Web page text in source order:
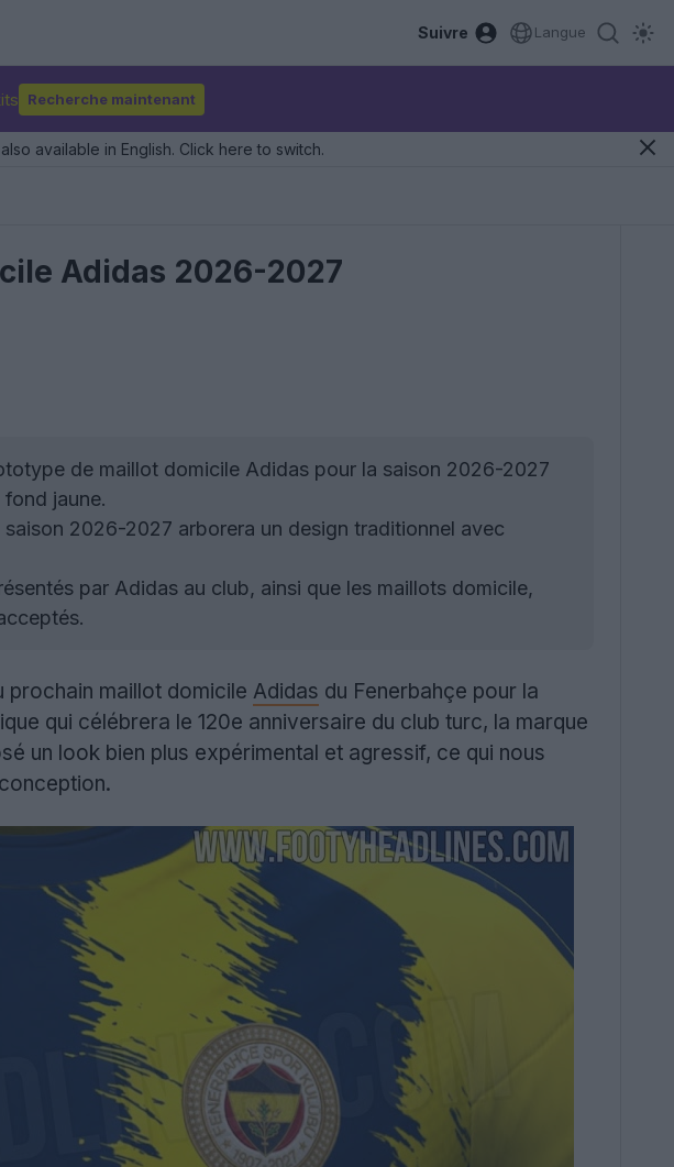
Suivre Langue
Recherche maintenant
available in English. Click here to switch.
Adidas 2026-2027
de maillot domicile Adidas pour la saison 2026-2027
jaune.
2026-2027 arborera un design traditionnel avec
par Adidas au club, ainsi que les maillots domicile,
prochain maillot domicile Adidas du Fenerbahçe pour la
qui célébrera le 120e anniversaire du club turc, la marque
un look bien plus expérimental et agressif, ce qui nous